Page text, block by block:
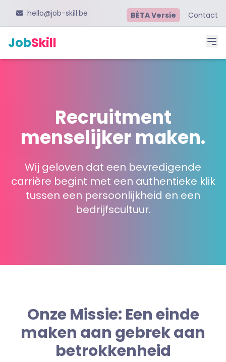
hello@job-skill.be BÈTA Versie Contact
JobSkill
Recruitment
menselijker maken.
Wij geloven dat een bevredigende
carrière begint met een authentieke klik
tussen een persoonlijkheid en een
bedrijfscultuur.
Onze Missie: Een einde
maken aan gebrek aan
betrokkenheid